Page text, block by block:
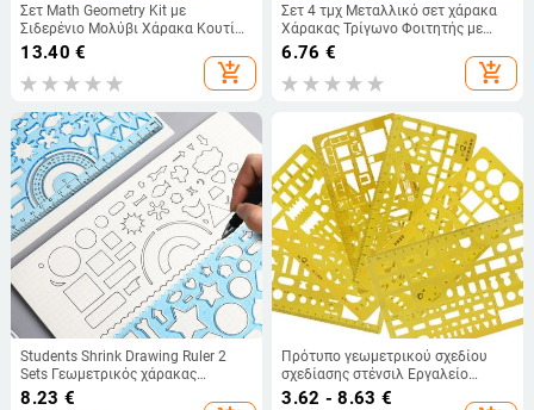
Σετ Math Geometry Kit με
Σιδερένιο Μολύβι Χάρακα Κουτί
αποθήκευσης Αδιάβροχο
13.40 €
add_shopping_cart
Σετ 4 τμχ Μεταλλικό σετ χάρακα
Χάρακας Τρίγωνο Φοιτητής με
μεταλλικό μοιρογνωμόνιο
Σιδερένιο χάρακα σε κουτί
Γεωμετρικά μαθηματικά εργαλεία
6.76 €
add_shopping_cart
Students Shrink Drawing Ruler 2
Sets Γεωμετρικός χάρακας
Φοιτητικό Γραφική ύλη Σχολικά
8.23 €
Πρότυπο γεωμετρικού σχεδίου
σχεδίασης στένσιλ Εργαλείο
μέτρησης Πλαστικός χάρακας για
3.62 - 8.63 €